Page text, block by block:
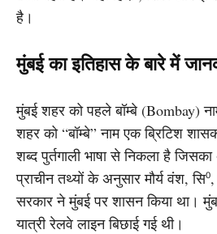
है।
मुंबई का इतिहास के बारे में
मुंबई शहर को पहले बॉम्बे (Bombay)
शहर को “बॉम्बे” नाम एक ब्रिटिश
शब्द पुर्तगाली भाषा से निकला है
प्राचीन तथ्यों के अनुसार मौर्य वंश, सि⁰,
सरकार ने मुंबई पर शासन किया था।
यात्री रेलवे लाइन बिछाई गई थी।